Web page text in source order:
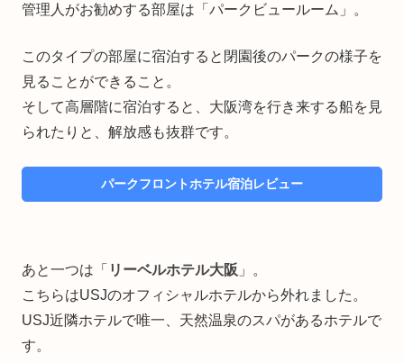
管理人がお勧めする部屋は「パークビュールーム」。
このタイプの部屋に宿泊すると閉園後のパークの様子を
見ることができること。
そして高層階に宿泊すると、大阪湾を行き来する船を見
られたりと、解放感も抜群です。
パークフロントホテル宿泊レビュー
あと一つは「 リーベルホテル大阪 」。
こちらはUSJのオフィシャルホテルから外れました。
USJ近隣ホテルで唯一、天然温泉のスパがあるホテルで
す。